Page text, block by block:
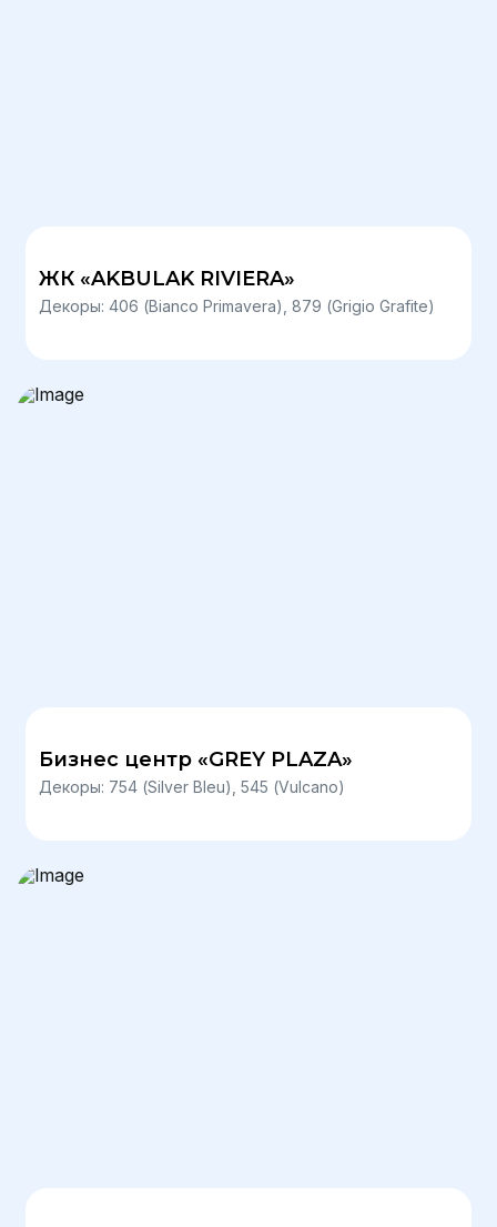
ЖК «AKBULAK RIVIERA»
Декоры: 406 (Bianco Primavera), 879 (Grigio Grafite)
Бизнес центр «GREY PLAZA»
Декоры: 754 (Silver Bleu), 545 (Vulcano)